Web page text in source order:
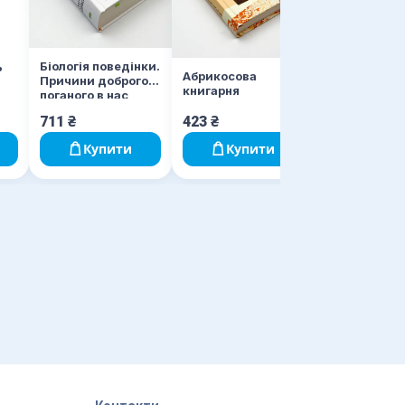
Біологія поведінки.
Причини доброго і
поганого в нас
711 ₴
Купити
Абрикосова
книгарня
423 ₴
Купити